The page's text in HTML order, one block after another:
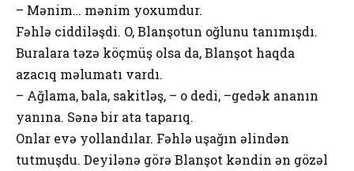
– Mənim… mənim yoxumdur.
Fəhlə ciddiləşdi. O, Blanşotun oğlunu tanımışdı.
Buralara təzə köçmüş olsa da, Blanşot haqda
azacıq məlumatı vardı.
– Ağlama, bala, sakitləş, – o dedi, –gedək ananın
yanına. Sənə bir ata taparıq.
Onlar evə yollandılar. Fəhlə uşağın əlindən
tutmuşdu. Deyilənə görə Blanşot kəndin ən gözəl